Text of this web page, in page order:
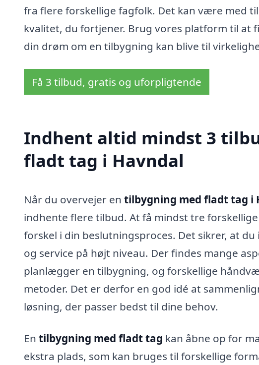
fra flere forskellige fagfolk. Det kan være med
kvalitet, du fortjener. Brug vores platform til at
din drøm om en tilbygning kan blive til
Få 3 tilbud, gratis og uforpligtende
Indhent altid mindst 3
fladt tag i Havndal
Når du overvejer en tilbygning med fladt tag i
indhente flere tilbud. At få mindst tre
forskel i din beslutningsproces. Det sikrer, at
og service på højt niveau. Der findes mange
planlægger en tilbygning, og forskellige
metoder. Det er derfor en god idé at
løsning, der passer bedst til dine behov.
En tilbygning med fladt tag kan åbne op for
ekstra plads, som kan bruges til forskellige